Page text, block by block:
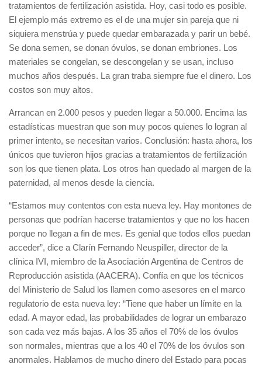
tratamientos de fertilización asistida. Hoy, casi todo es posible.
El ejemplo más extremo es el de una mujer sin pareja que ni
siquiera menstrúa y puede quedar embarazada y parir un bebé.
Se dona semen, se donan óvulos, se donan embriones. Los
materiales se congelan, se descongelan y se usan, incluso
muchos años después. La gran traba siempre fue el dinero. Los
costos son muy altos.
Arrancan en 2.000 pesos y pueden llegar a 50.000. Encima las
estadísticas muestran que son muy pocos quienes lo logran al
primer intento, se necesitan varios. Conclusión: hasta ahora, los
únicos que tuvieron hijos gracias a tratamientos de fertilización
son los que tienen plata. Los otros han quedado al margen de la
paternidad, al menos desde la ciencia.
“Estamos muy contentos con esta nueva ley. Hay montones de
personas que podrían hacerse tratamientos y que no los hacen
porque no llegan a fin de mes. Es genial que todos ellos puedan
acceder”, dice a Clarín Fernando Neuspiller, director de la
clínica IVI, miembro de la Asociación Argentina de Centros de
Reproducción asistida (AACERA). Confía en que los técnicos
del Ministerio de Salud los llamen como asesores en el marco
regulatorio de esta nueva ley: “Tiene que haber un límite en la
edad. A mayor edad, las probabilidades de lograr un embarazo
son cada vez más bajas. A los 35 años el 70% de los óvulos
son normales, mientras que a los 40 el 70% de los óvulos son
anormales. Hablamos de mucho dinero del Estado para pocas